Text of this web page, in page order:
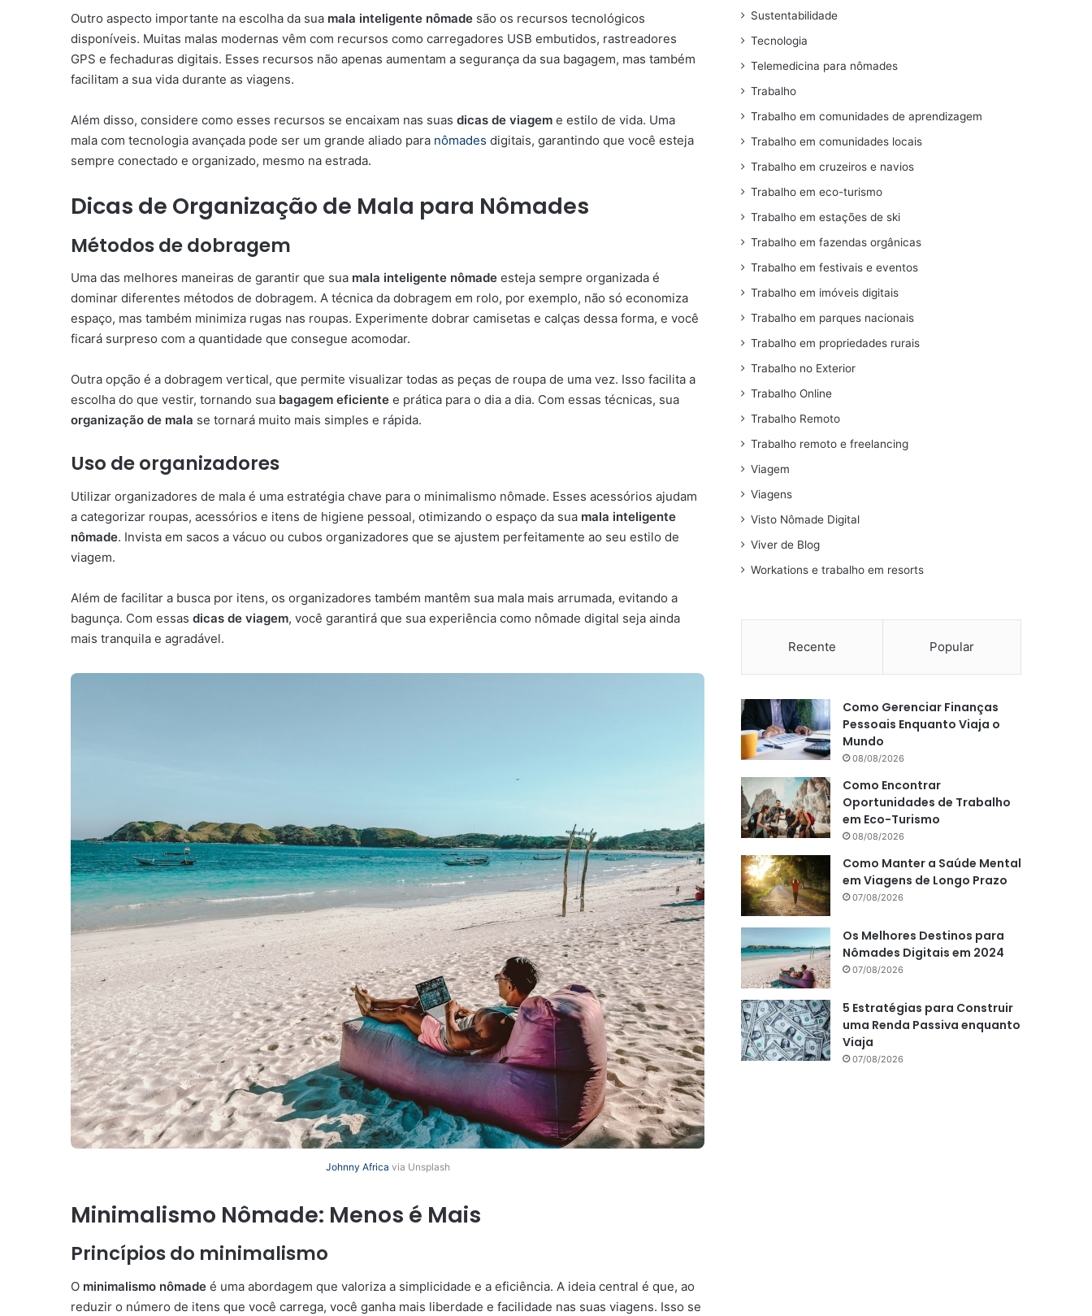
Outro aspecto importante na escolha da sua mala inteligente nômade são os recursos tecnológicos
disponíveis. Muitas malas modernas vêm com recursos como carregadores USB embutidos, rastreadores
GPS e fechaduras digitais. Esses recursos não apenas aumentam a segurança da sua bagagem, mas também
facilitam a sua vida durante as viagens.
Além disso, considere como esses recursos se encaixam nas suas dicas de viagem e estilo de vida. Uma
mala com tecnologia avançada pode ser um grande aliado para nômades digitais, garantindo que você esteja
sempre conectado e organizado, mesmo na estrada.
Dicas de Organização de Mala para Nômades
Métodos de dobragem
Uma das melhores maneiras de garantir que sua mala inteligente nômade esteja sempre organizada é
dominar diferentes métodos de dobragem. A técnica da dobragem em rolo, por exemplo, não só economiza
espaço, mas também minimiza rugas nas roupas. Experimente dobrar camisetas e calças dessa forma, e você
ficará surpreso com a quantidade que consegue acomodar.
Outra opção é a dobragem vertical, que permite visualizar todas as peças de roupa de uma vez. Isso facilita a
escolha do que vestir, tornando sua bagagem eficiente e prática para o dia a dia. Com essas técnicas, sua
organização de mala se tornará muito mais simples e rápida.
Uso de organizadores
Utilizar organizadores de mala é uma estratégia chave para o minimalismo nômade. Esses acessórios ajudam
a categorizar roupas, acessórios e itens de higiene pessoal, otimizando o espaço da sua mala inteligente
nômade. Invista em sacos a vácuo ou cubos organizadores que se ajustem perfeitamente ao seu estilo de
viagem.
Além de facilitar a busca por itens, os organizadores também mantêm sua mala mais arrumada, evitando a
bagunça. Com essas dicas de viagem, você garantirá que sua experiência como nômade digital seja ainda
mais tranquila e agradável.
Johnny Africa via Unsplash
Minimalismo Nômade: Menos é Mais
Princípios do minimalismo
O minimalismo nômade é uma abordagem que valoriza a simplicidade e a eficiência. A ideia central é que, ao
reduzir o número de itens que você carrega, você ganha mais liberdade e facilidade nas suas viagens. Isso se
Sustentabilidade
Tecnologia
Telemedicina para nômades
Trabalho
Trabalho em comunidades de aprendizagem
Trabalho em comunidades locais
Trabalho em cruzeiros e navios
Trabalho em eco-turismo
Trabalho em estações de ski
Trabalho em fazendas orgânicas
Trabalho em festivais e eventos
Trabalho em imóveis digitais
Trabalho em parques nacionais
Trabalho em propriedades rurais
Trabalho no Exterior
Trabalho Online
Trabalho Remoto
Trabalho remoto e freelancing
Viagem
Viagens
Visto Nômade Digital
Viver de Blog
Workations e trabalho em resorts
Recente Popular
Como Gerenciar Finanças
Pessoais Enquanto Viaja o
Mundo
08/08/2026
Como Encontrar
Oportunidades de Trabalho
em Eco-Turismo
08/08/2026
Como Manter a Saúde Mental
em Viagens de Longo Prazo
07/08/2026
Os Melhores Destinos para
Nômades Digitais em 2024
07/08/2026
5 Estratégias para Construir
uma Renda Passiva enquanto
Viaja
07/08/2026